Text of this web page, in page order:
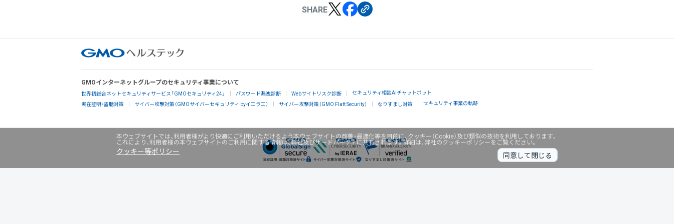
本ウェブサイトでは、利用者様がより快適にご利用いただけるよう本ウェブサイトの改善・最適化等を目的に、クッキー（Cookie）及び類似の技術を利用しております。
これにより、利用者様の本ウェブサイトのご利用に関する情報は、弊社及びサードパーティに共有されます。詳細は、弊社のクッキーポリシーをご覧ください。
クッキー等ポリシー 同意して閉じる
SHARE
GMOインターネットグループのセキュリティ事業について
世界初総合ネットセキュリティサービス「GMOセキュリティ24」 パスワード漏洩診断 Webサイトリスク診断 セキュリティ相談AIチャットボット
実在証明・盗聴対策 サイバー攻撃対策（GMOサイバーセキュリティ byイエラエ） サイバー攻撃対策（GMO Flatt Security） なりすまし対策 セキュリティ事業の軌跡